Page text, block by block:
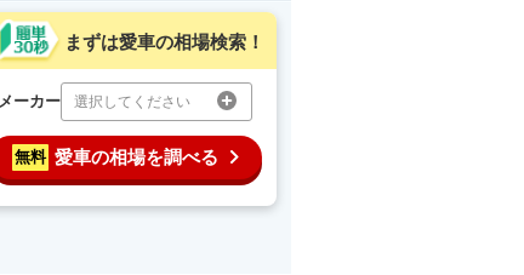
まずは愛車の相場検索！
メーカー 選択してください
無料 愛車の相場を調べる